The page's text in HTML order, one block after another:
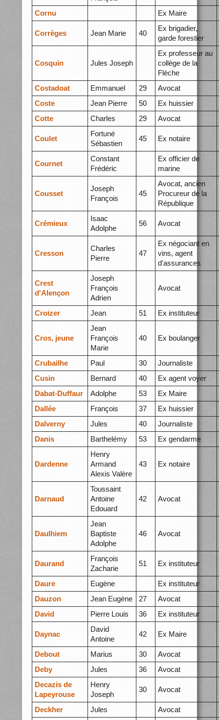
Cornu Ex Maire
Corrèges Jean Marie 40
Ex brigadier,
garde forestier
Cosquin Jules Joseph
Ex professeur au
collège de la
Flèche
Costadoat
Emmanuel 29
Avocat
Coste
Jean Pierre 50
Ex huissier
Cotte
Charles 29 Avocat
Coulet
Fortuné
Sébastien
45 Ex notaire
Cournet
Constant
Frédéric
Ex officier de
marine
Cousset
Joseph
François
45
Avocat, ancien
Procureur de la
République
Crémieux
Isaac
Adolphe
56 Avocat
Cresson
Charles
Pierre
47
Ex négociant en
vins, agent
d'assurances
Crest
d'Alençon
Joseph
François
Adrien
Avocat
Croizer Jean 51 Ex instituteur
Cros, jeune
Jean
François
Marie
40 Ex boulanger
Crubailhe Paul 30
Journaliste
Cusin
Bernard 40
Ex agent voyer
Dabat-Duffaur
Adolphe 53
Ex Maire
Dallée
François 37
Ex huissier
Dalverny
Jules 40
Journaliste
Danis
Barthelémy 53 Ex gendarme
Dardenne
Henry
Armand
Alexis Valère
43 Ex notaire
Darnaud
Toussaint
Antoine
Edouard
42 Avocat
Daulhiem
Jean
Baptiste
Adolphe
46 Avocat
Daurand
François
Zacharie
51 Ex instituteur
Daure Eugène
Ex instituteur
Dauzon
Jean Eugène 27
Avocat
David
Pierre Louis 36 Ex instituteur
Daynac
David
Antoine
42 Ex Maire
Debout Marius 30
Avocat
Deby
Jules 36
Avocat
Decazis de
Lapeyrouse
Henry
Joseph
30 Avocat
Deckher Jules Avocat